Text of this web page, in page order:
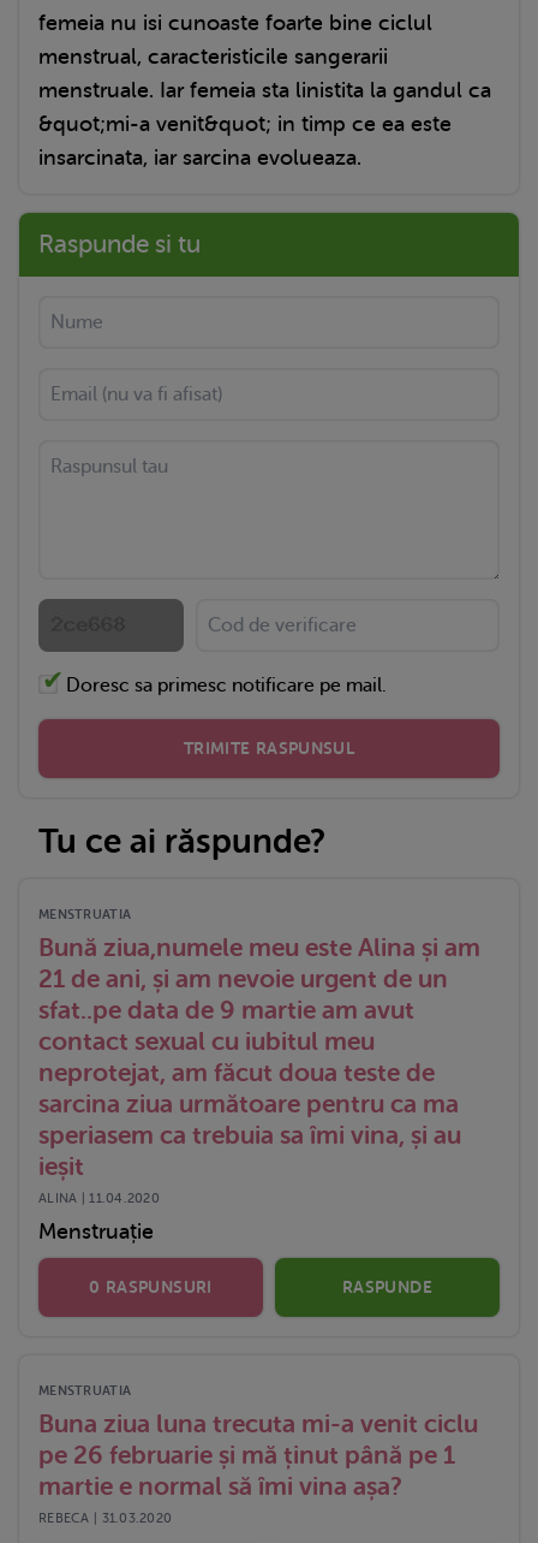
femeia nu isi cunoaste foarte bine ciclul
menstrual, caracteristicile sangerarii
menstruale. Iar femeia sta linistita la gandul ca
&quot;mi-a venit&quot; in timp ce ea este
insarcinata, iar sarcina evolueaza.
Raspunde si tu
Doresc sa primesc notificare pe mail.
TRIMITE RASPUNSUL
Tu ce ai răspunde?
MENSTRUATIA
Bună ziua,numele meu este Alina și am
21 de ani, și am nevoie urgent de un
sfat..pe data de 9 martie am avut
contact sexual cu iubitul meu
neprotejat, am făcut doua teste de
sarcina ziua următoare pentru ca ma
speriasem ca trebuia sa îmi vina, și au
ieșit
ALINA | 11.04.2020
Menstruație
0 RASPUNSURI RASPUNDE
MENSTRUATIA
Buna ziua luna trecuta mi-a venit ciclu
pe 26 februarie și mă ținut până pe 1
martie e normal să îmi vina așa?
REBECA | 31.03.2020